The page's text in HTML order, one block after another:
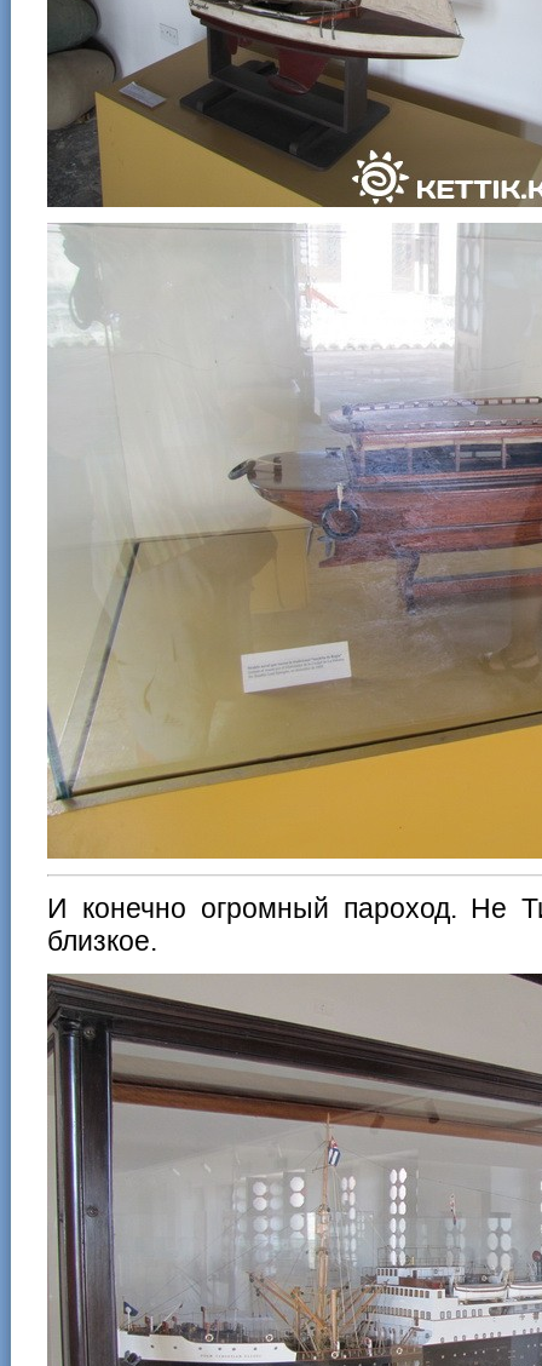
И конечно огромный пароход. Не
близкое.